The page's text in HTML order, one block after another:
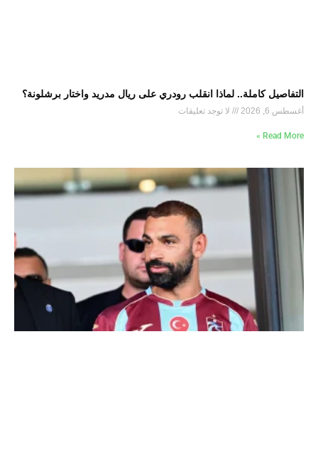
التفاصيل كاملة.. لماذا انقلب رودري على ريال مدريد واختار برشلونة؟
أغسطس 6, 2026 لا توجد تعليقات
Read More »